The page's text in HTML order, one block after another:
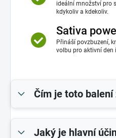
ideální množství pro
kdykoliv a kdekoliv.
Sativa
Přináší povzbuzení,
volbu pro aktivní den
Čím je toto balení
Jaký je hlavní